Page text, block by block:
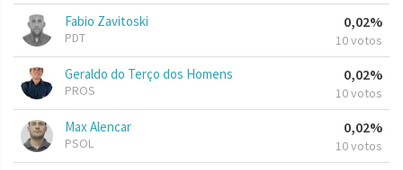
Fabio Zavitoski
PDT
0,02%
10 votos
Geraldo do Terço dos Homens
PROS
0,02%
10 votos
Max Alencar
PSOL
0,02%
10 votos